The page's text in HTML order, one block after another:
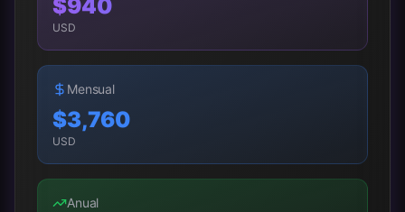
$940
USD
Mensual
$3,760
USD
Anual